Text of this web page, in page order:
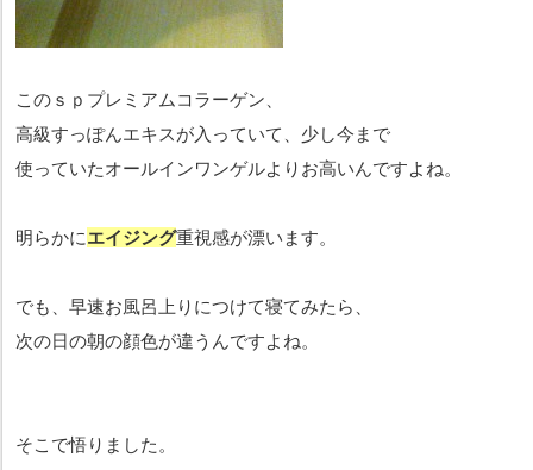
このｓｐプレミアムコラーゲン、
高級すっぽんエキスが入っていて、少し今まで
使っていたオールインワンゲルよりお高いんですよね。
明らかにエイジング重視感が漂います。
でも、早速お風呂上りにつけて寝てみたら、
次の日の朝の顔色が違うんですよね。
そこで悟りました。